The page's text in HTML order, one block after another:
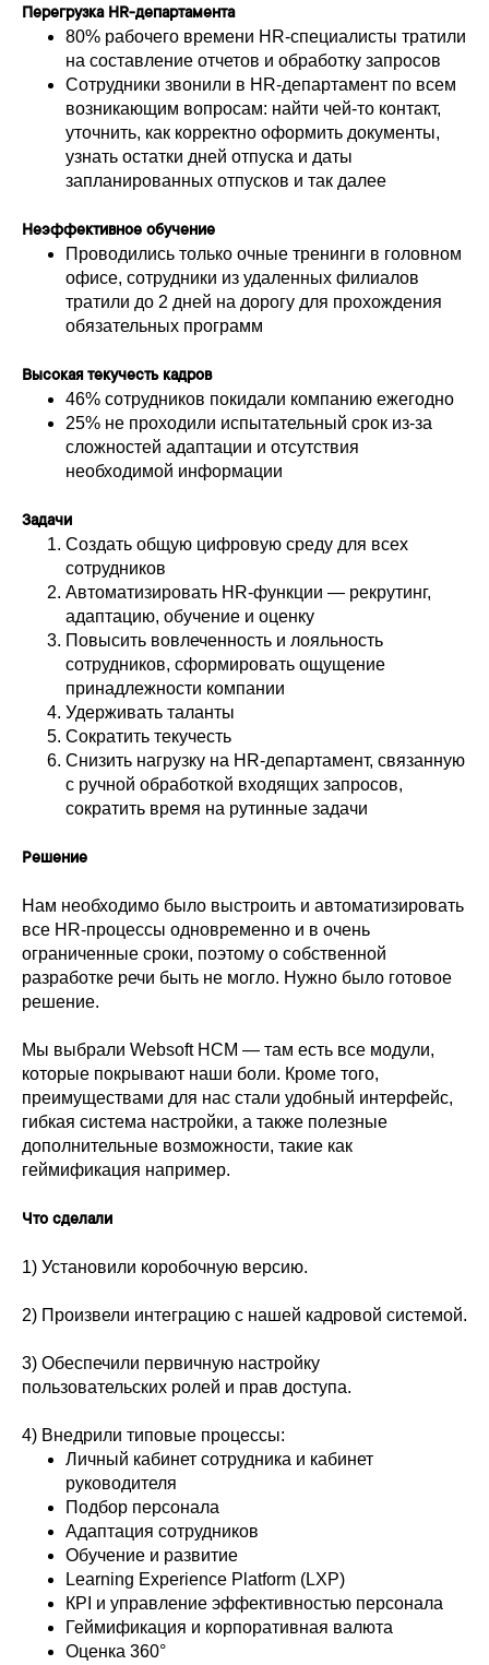
Перегрузка HR-департамента
80% рабочего времени HR-специалисты тратили
на составление отчетов и обработку запросов
Сотрудники звонили в HR-департамент по всем
возникающим вопросам: найти чей-то контакт,
уточнить, как корректно оформить документы,
узнать остатки дней отпуска и даты
запланированных отпусков и так далее
Неэффективное обучение
Проводились только очные тренинги в головном
офисе, сотрудники из удаленных филиалов
тратили до 2 дней на дорогу для прохождения
обязательных программ
Высокая текучесть кадров
46% сотрудников покидали компанию ежегодно
25% не проходили испытательный срок из-за
сложностей адаптации и отсутствия
необходимой информации
Задачи
Создать общую цифровую среду для всех
сотрудников
Автоматизировать HR-функции — рекрутинг,
адаптацию, обучение и оценку
Повысить вовлеченность и лояльность
сотрудников, сформировать ощущение
принадлежности компании
Удерживать таланты
Сократить текучесть
Снизить нагрузку на HR-департамент, связанную
с ручной обработкой входящих запросов,
сократить время на рутинные задачи
Решение
Нам необходимо было выстроить и автоматизировать
все HR-процессы одновременно и в очень
ограниченные сроки, поэтому о собственной
разработке речи быть не могло. Нужно было готовое
решение.
Мы выбрали Websoft HCM — там есть все модули,
которые покрывают наши боли. Кроме того,
преимуществами для нас стали удобный интерфейс,
гибкая система настройки, а также полезные
дополнительные возможности, такие как
геймификация например.
Что сделали
1) Установили коробочную версию.
2) Произвели интеграцию с нашей кадровой системой.
3) Обеспечили первичную настройку
пользовательских ролей и прав доступа.
4) Внедрили типовые процессы:
Личный кабинет сотрудника и кабинет
руководителя
Подбор персонала
Адаптация сотрудников
Обучение и развитие
Learning Experience Platform (LXP)
КРІ и управление эффективностью персонала
Геймификация и корпоративная валюта
Оценка 360°